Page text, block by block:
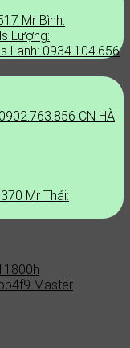
Mr Bình:
Lượng:
Lanh: 0934.104.656
CN HÀ
Mr Thái: